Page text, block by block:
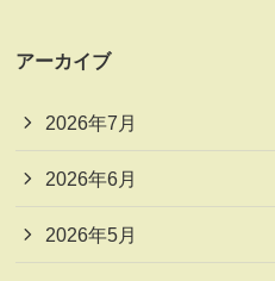
アーカイブ
2026年7月
2026年6月
2026年5月